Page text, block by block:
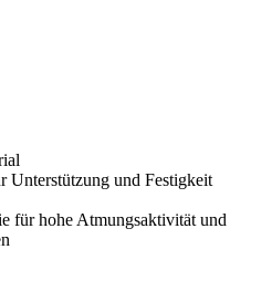
Unterstützung und Festigkeit
für hohe Atmungsaktivität und